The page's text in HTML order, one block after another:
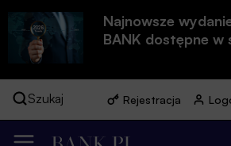
Najnowsze
BANK dostępne w
Szukaj Rejestracja